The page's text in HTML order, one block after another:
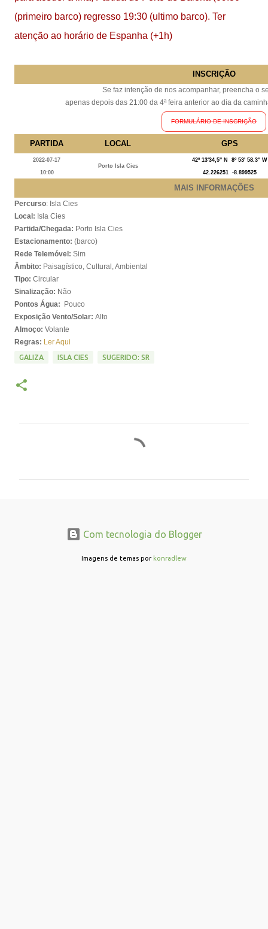
(primeiro barco) regresso 19:30 (ultimo barco). Ter
atenção ao horário de Espanha (+1h)
INSCRIÇÃO
Se faz intenção de nos acompanhar, preencha o
apenas depois das 21:00 da 4ª feira anterior ao dia da
FORMULÁRIO DE INSCRIÇÃO
PARTIDA LOCAL GPS
2022-07-17
10:00
Porto Isla Cies
42º 13'34,5'' N 8º 53' 58.3'' W
42.226251 -8.899525
MAIS INFORMAÇÕES
Percurso: Isla Cies
Local: Isla Cies
Partida/Chegada: Porto Isla Cies
Estacionamento: (barco)
Rede Telemóvel: Sim
Âmbito: Paisagístico, Cultural, Ambiental
Tipo: Circular
Sinalização: Não
Pontos Água: Pouco
Exposição Vento/Solar: Alto
Almoço: Volante
Regras: Ler Aqui
GALIZA ISLA CIES SUGERIDO: SR
Com tecnologia do Blogger
Imagens de temas por konradlew